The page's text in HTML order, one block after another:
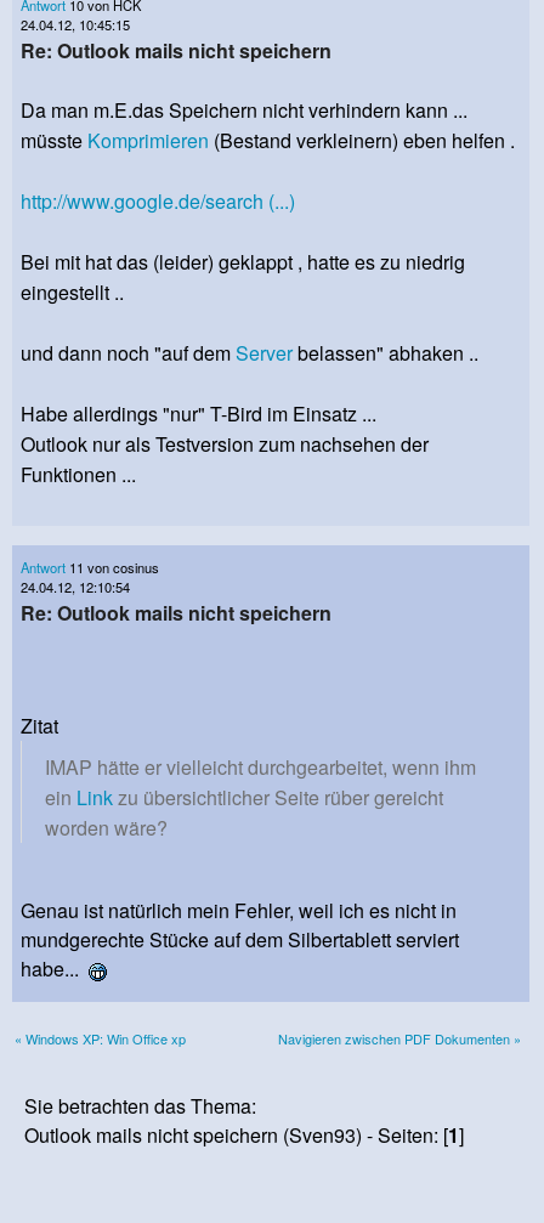
Antwort 10 von HCK
24.04.12, 10:45:15
Re: Outlook mails nicht speichern
Da man m.E.das Speichern nicht verhindern kann ...
müsste Komprimieren (Bestand verkleinern) eben helfen .
http://www.google.de/search (...)
Bei mit hat das (leider) geklappt , hatte es zu niedrig
eingestellt ..
und dann noch "auf demServerbelassen" abhaken ..
Habe allerdings "nur" T-Bird im Einsatz ...
Outlook nur als Testversion zum nachsehen der
Funktionen ...
Antwort 11 von cosinus
24.04.12, 12:10:54
Re: Outlook mails nicht speichern
Zitat
IMAP hätte er vielleicht durchgearbeitet, wenn ihm
ein Linkzu übersichtlicher Seite rüber gereicht
worden wäre?
Genau ist natürlich mein Fehler, weil ich es nicht in
mundgerechte Stücke auf dem Silbertablett serviert
habe...
« Windows XP: Win Office xp Navigieren zwischen PDF Dokumenten »
Sie betrachten das Thema:
Outlook mails nicht speichern (Sven93) - Seiten: [1]